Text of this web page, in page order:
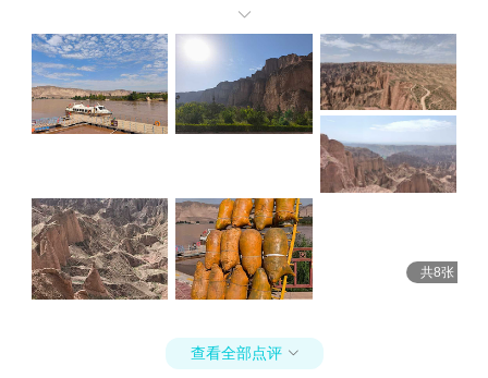
客体验不佳，基本还处于原始开发阶段。基于地质公园，给满分，但
既然开发成了景区收了这么多钱，那只能给3分了。

共8张
查看全部点评 